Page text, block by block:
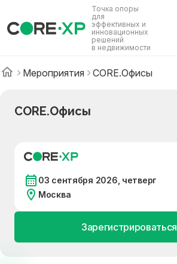
Точка опоры
для
эффективных и
инновационных
решений
в недвижимости
Мероприятия CORE.Офисы
CORE.Офисы
03 сентября 2026, четверг
Москва
Зарегистрироваться